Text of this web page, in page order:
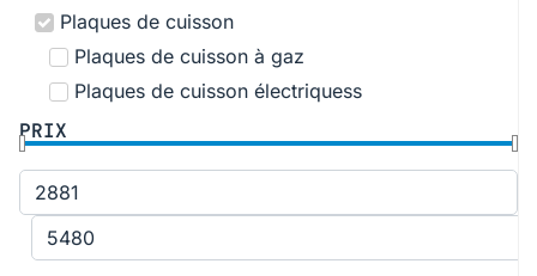
Plaques de cuisson
Plaques de cuisson à gaz
Plaques de cuisson électriquess
PRIX